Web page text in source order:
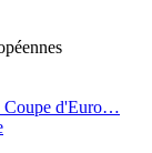
Coupe d'Euro…